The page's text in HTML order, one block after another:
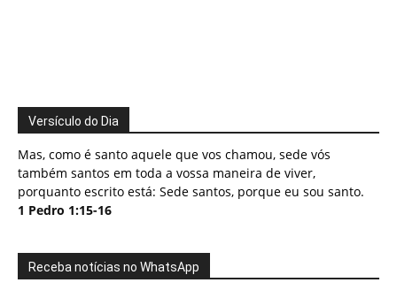
Versículo do Dia
Mas, como é santo aquele que vos chamou, sede vós
também santos em toda a vossa maneira de viver,
porquanto escrito está: Sede santos, porque eu sou santo.
1 Pedro 1:15-16
Receba notícias no WhatsApp